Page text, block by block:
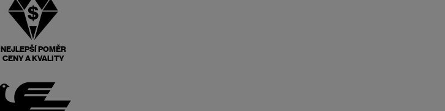
NEJLEPŠÍ POMĚR
CENY A KVALITY